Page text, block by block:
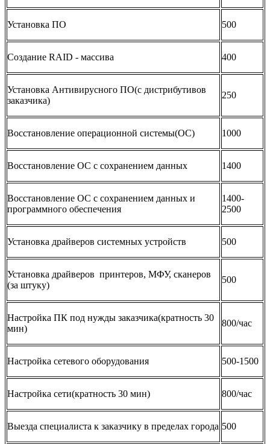
Установка ПО 500
Создание RAID - массива 400
Установка Антивирусного ПО(с дистрибутивов
заказчика)
250
Восстановление операционной системы(ОС) 1000
Восстановление ОС с сохранением данных 1400
Восстановление ОС с сохранением данных и
программного обеспечения
1400-
2500
Установка драйверов системных устройств 500
Установка драйверов принтеров, МФУ, сканеров
(за штуку)
500
Настройка ПК под нужды заказчика(кратность 30
мин)
800/час
Настройка сетевого оборудования 500-1500
Настройка сети(кратность 30 мин) 800/час
Выезда специалиста к заказчику в пределах города 500